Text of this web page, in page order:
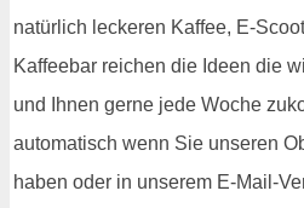
natürlich leckeren Kaffee, E-
Kaffeebar reichen die Ideen die
und Ihnen gerne jede Woche
automatisch wenn Sie unseren
haben oder in unserem E-Mail-